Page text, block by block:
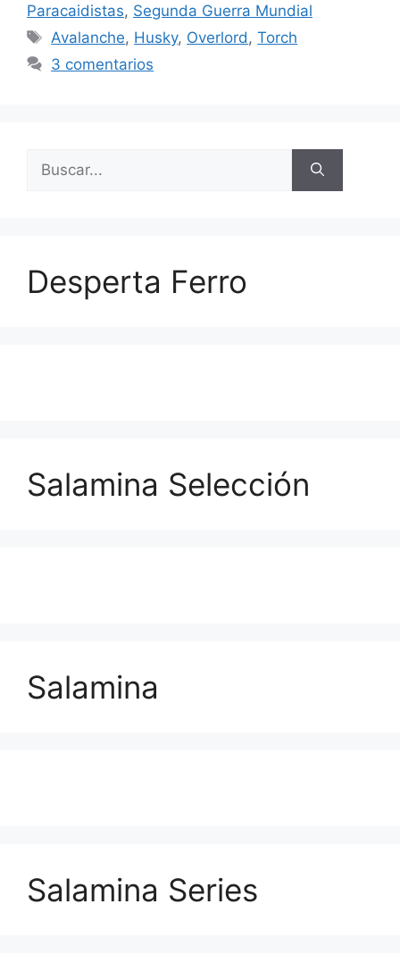
Paracaidistas, Segunda Guerra Mundial
Etiquetas
Avalanche, Husky, Overlord ,Torch
3 comentarios
Desperta Ferro
Salamina Selección
Salamina
Salamina Series